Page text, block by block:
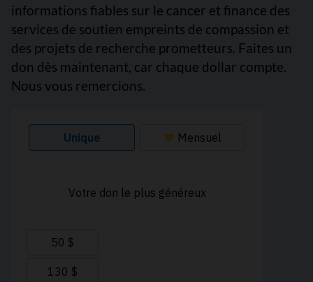
informations fiables sur le cancer et finance des
services de soutien empreints de compassion et
des projets de recherche prometteurs. Faites un
don dès maintenant, car chaque dollar compte.
Nous vous remercions.